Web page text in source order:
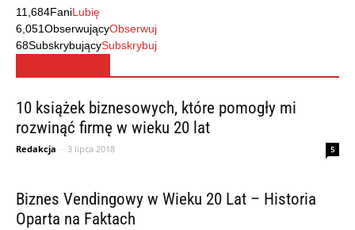
11,684FaniLubię
6,051ObserwującyObserwuj
68SubskrybującySubskrybuj
10 książek biznesowych, które pomogły mi
rozwinąć firmę w wieku 20 lat
Redakcja - 3 lipca 2018 5
Biznes Vendingowy w Wieku 20 Lat – Historia
Oparta na Faktach